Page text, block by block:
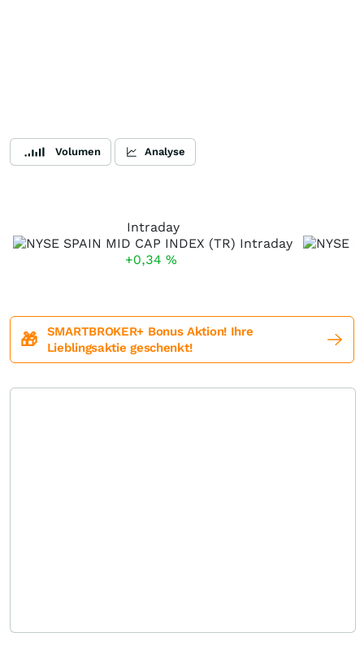
Volumen Analyse
Intraday
+0,34 %
🎁
SMARTBROKER+ Bonus Aktion! Ihre
Lieblingsaktie geschenkt!